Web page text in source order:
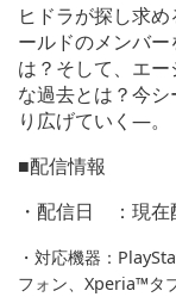
ヒドラが探し求
ールドのメンバ
は？そして、エ
な過去とは？今
り広げていく―。
■配信情報
・配信日 ：現在
・対応機器：
フォン、Xperia™タ